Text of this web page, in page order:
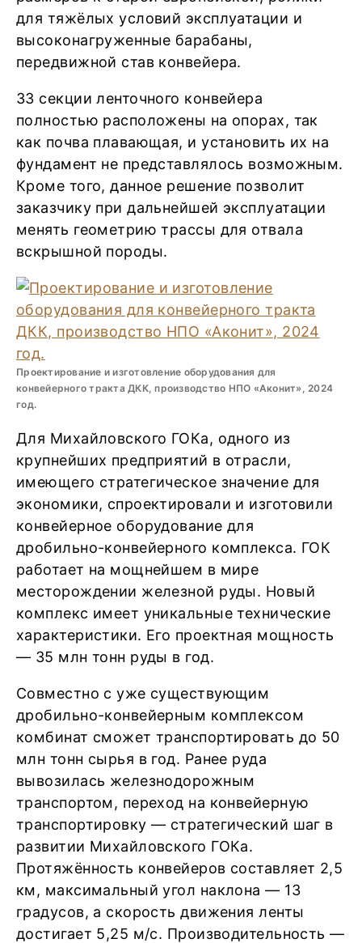
для тяжёлых условий эксплуатации и
высоконагруженные барабаны,
передвижной став конвейера.
33 секции ленточного конвейера
полностью расположены на опорах, так
как почва плавающая, и установить их на
фундамент не представлялось возможным.
Кроме того, данное решение позволит
заказчику при дальнейшей эксплуатации
менять геометрию трассы для отвала
вскрышной породы.
Проектирование и изготовление оборудования для
конвейерного тракта ДКК, производство НПО «Аконит», 2024
год.
Для Михайловского ГОКа, одного из
крупнейших предприятий в отрасли,
имеющего стратегическое значение для
экономики, спроектировали и изготовили
конвейерное оборудование для
дробильно-конвейерного комплекса. ГОК
работает на мощнейшем в мире
месторождении железной руды. Новый
комплекс имеет уникальные технические
характеристики. Его проектная мощность
— 35 млн тонн руды в год.
Совместно с уже существующим
дробильно-конвейерным комплексом
комбинат сможет транспортировать до 50
млн тонн сырья в год. Ранее руда
вывозилась железнодорожным
транспортом, переход на конвейерную
транспортировку — стратегический шаг в
развитии Михайловского ГОКа.
Протяжённость конвейеров составляет 2,5
км, максимальный угол наклона — 13
градусов, а скорость движения ленты
достигает 5,25 м/с. Производительность —